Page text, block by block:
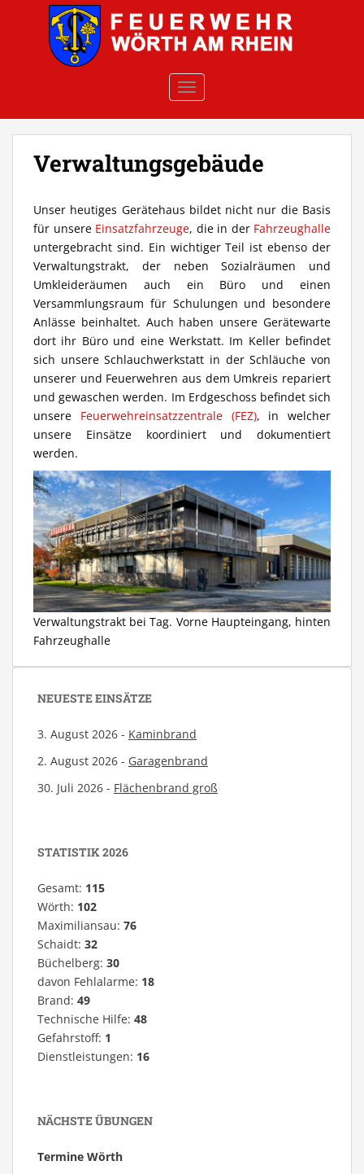
Skip to main content
TOGGLE NAVIGATION
Verwaltungsgebäude
Unser heutiges Gerätehaus bildet nicht nur die Basis
für unsere Einsatzfahrzeuge, die in der Fahrzeughalle
untergebracht sind. Ein wichtiger Teil ist ebenso der
Verwaltungstrakt, der neben Sozialräumen und
Umkleideräumen auch ein Büro und einen
Versammlungsraum für Schulungen und besondere
Anlässe beinhaltet. Auch haben unsere Gerätewarte
dort ihr Büro und eine Werkstatt. Im Keller befindet
sich unsere Schlauchwerkstatt in der Schläuche von
unserer und Feuerwehren aus dem Umkreis repariert
und gewaschen werden. Im Erdgeschoss befindet sich
unsere Feuerwehreinsatzzentrale (FEZ), in welcher
unsere Einsätze koordiniert und dokumentiert
werden.
Verwaltungstrakt bei Tag. Vorne Haupteingang, hinten
Fahrzeughalle
NEUESTE EINSÄTZE
3. August 2026 - Kaminbrand
2. August 2026 - Garagenbrand
30. Juli 2026 - Flächenbrand groß
STATISTIK 2026
Gesamt: 115
Wörth: 102
Maximiliansau: 76
Schaidt: 32
Büchelberg: 30
davon Fehlalarme: 18
Brand: 49
Technische Hilfe: 48
Gefahrstoff: 1
Dienstleistungen: 16
NÄCHSTE ÜBUNGEN
Termine Wörth